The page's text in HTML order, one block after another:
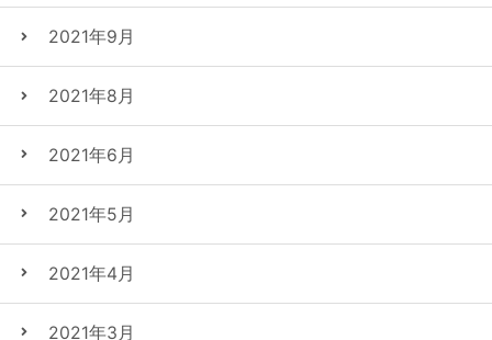
2021年9月
2021年8月
2021年6月
2021年5月
2021年4月
2021年3月